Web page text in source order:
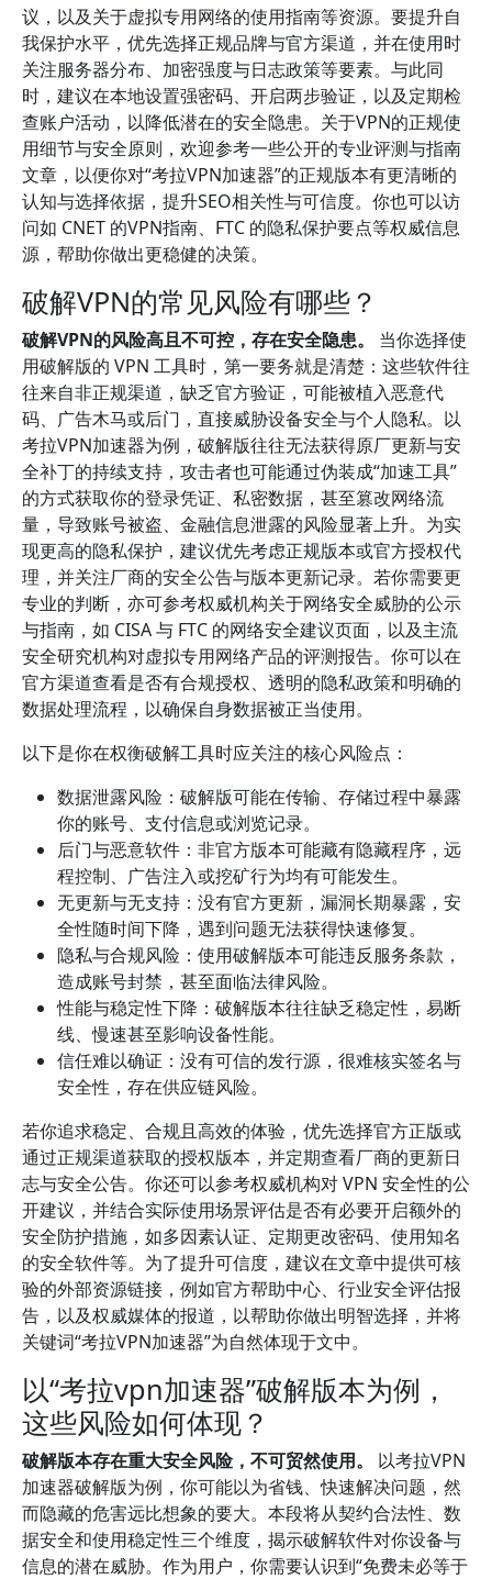
议，以及关于虚拟专用网络的使用指南等资源。要提升自
我保护水平，优先选择正规品牌与官方渠道，并在使用时
关注服务器分布、加密强度与日志政策等要素。与此同
时，建议在本地设置强密码、开启两步验证，以及定期检
查账户活动，以降低潜在的安全隐患。关于VPN的正规使
用细节与安全原则，欢迎参考一些公开的专业评测与指南
文章，以便你对“考拉VPN加速器”的正规版本有更清晰的
认知与选择依据，提升SEO相关性与可信度。你也可以访
问如 CNET 的VPN指南、FTC 的隐私保护要点等权威信息
源，帮助你做出更稳健的决策。
破解VPN的常见风险有哪些？
破解VPN的风险高且不可控，存在安全隐患。
当你选择使
用破解版的 VPN 工具时，第一要务就是清楚：这些软件往
往来自非正规渠道，缺乏官方验证，可能被植入恶意代
码、广告木马或后门，直接威胁设备安全与个人隐私。以
考拉VPN加速器为例，破解版往往无法获得原厂更新与安
全补丁的持续支持，攻击者也可能通过伪装成“加速工具”
的方式获取你的登录凭证、私密数据，甚至篡改网络流
量，导致账号被盗、金融信息泄露的风险显著上升。为实
现更高的隐私保护，建议优先考虑正规版本或官方授权代
理，并关注厂商的安全公告与版本更新记录。若你需要更
专业的判断，亦可参考权威机构关于网络安全威胁的公示
与指南，如 CISA 与 FTC 的网络安全建议页面，以及主流
安全研究机构对虚拟专用网络产品的评测报告。你可以在
官方渠道查看是否有合规授权、透明的隐私政策和明确的
数据处理流程，以确保自身数据被正当使用。
以下是你在权衡破解工具时应关注的核心风险点：
数据泄露风险：破解版可能在传输、存储过程中暴露
你的账号、支付信息或浏览记录。
后门与恶意软件：非官方版本可能藏有隐藏程序，远
程控制、广告注入或挖矿行为均有可能发生。
无更新与无支持：没有官方更新，漏洞长期暴露，安
全性随时间下降，遇到问题无法获得快速修复。
隐私与合规风险：使用破解版本可能违反服务条款，
造成账号封禁，甚至面临法律风险。
性能与稳定性下降：破解版本往往缺乏稳定性，易断
线、慢速甚至影响设备性能。
信任难以确证：没有可信的发行源，很难核实签名与
安全性，存在供应链风险。
若你追求稳定、合规且高效的体验，优先选择官方正版或
通过正规渠道获取的授权版本，并定期查看厂商的更新日
志与安全公告。你还可以参考权威机构对 VPN 安全性的公
开建议，并结合实际使用场景评估是否有必要开启额外的
安全防护措施，如多因素认证、定期更改密码、使用知名
的安全软件等。为了提升可信度，建议在文章中提供可核
验的外部资源链接，例如官方帮助中心、行业安全评估报
告，以及权威媒体的报道，以帮助你做出明智选择，并将
关键词“考拉VPN加速器”为自然体现于文中。
以“考拉vpn加速器”破解版本为例，
这些风险如何体现？
破解版本存在重大安全风险，不可贸然使用。
以考拉VPN
加速器破解版为例，你可能以为省钱、快速解决问题，然
而隐藏的危害远比想象的要大。本段将从契约合法性、数
据安全和使用稳定性三个维度，揭示破解软件对你设备与
信息的潜在威胁。作为用户，你需要认识到“免费未必等于